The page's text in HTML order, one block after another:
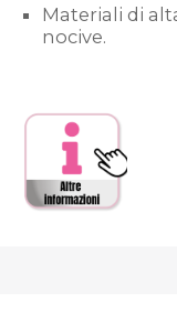
Materiali di
nocive.